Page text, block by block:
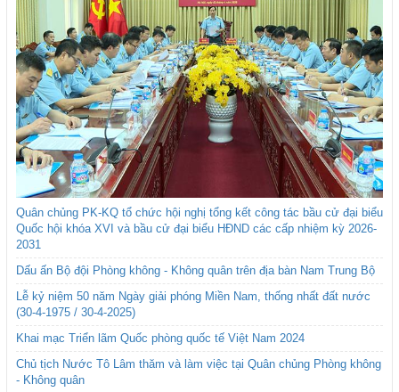
Quân chủng PK-KQ tổ chức hội nghị tổng kết công tác bầu cử đại biểu
Quốc hội khóa XVI và bầu cử đại biểu HĐND các cấp nhiệm kỳ 2026-
2031
Dấu ấn Bộ đội Phòng không - Không quân trên địa bàn Nam Trung Bộ
Lễ kỷ niệm 50 năm Ngày giải phóng Miền Nam, thống nhất đất nước
(30-4-1975 / 30-4-2025)
Khai mạc Triển lãm Quốc phòng quốc tế Việt Nam 2024
Chủ tịch Nước Tô Lâm thăm và làm việc tại Quân chủng Phòng không
- Không quân